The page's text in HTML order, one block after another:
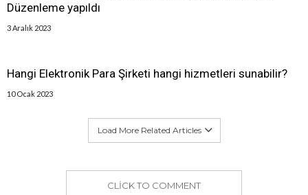
Düzenleme yapıldı
3 Aralık 2023
Hangi Elektronik Para Şirketi hangi hizmetleri sunabilir?
10 Ocak 2023
Load More Related Articles
CLICK TO COMMENT